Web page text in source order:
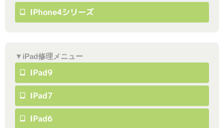
IPhone4シリーズ
▼iPad修理メニュー
IPad9
IPad7
IPad6